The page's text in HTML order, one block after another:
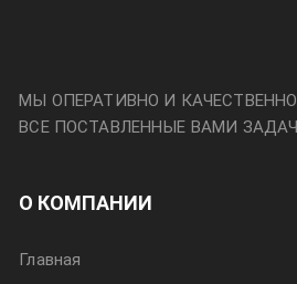
МЫ ОПЕРАТИВНО И
ВСЕ ПОСТАВЛЕННЫЕ ВАМИ
О КОМПАНИИ
Главная